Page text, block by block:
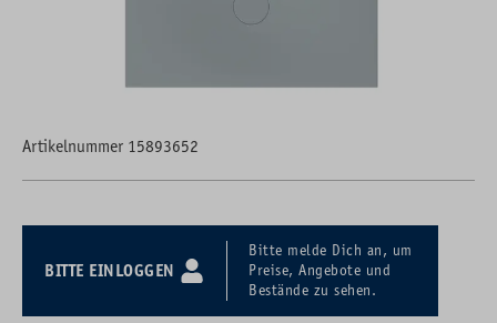
Artikelnummer 15893652
BITTE EINLOGGEN
Bitte melde Dich an, um
Preise, Angebote und
Bestände zu sehen.